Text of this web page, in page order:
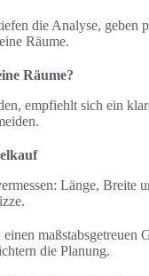
die Analyse, geben
Räume.
Räume?
empfiehlt sich ein
Länge, Breite
die Planung.